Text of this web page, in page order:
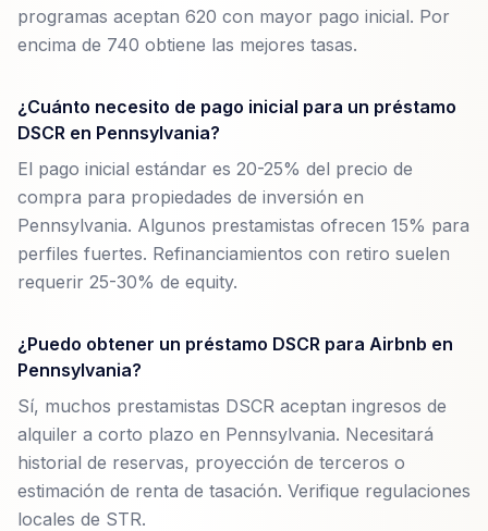
programas aceptan 620 con mayor pago inicial. Por
encima de 740 obtiene las mejores tasas.
¿Cuánto necesito de pago inicial para un préstamo
DSCR en Pennsylvania?
El pago inicial estándar es 20-25% del precio de
compra para propiedades de inversión en
Pennsylvania. Algunos prestamistas ofrecen 15% para
perfiles fuertes. Refinanciamientos con retiro suelen
requerir 25-30% de equity.
¿Puedo obtener un préstamo DSCR para Airbnb en
Pennsylvania?
Sí, muchos prestamistas DSCR aceptan ingresos de
alquiler a corto plazo en Pennsylvania. Necesitará
historial de reservas, proyección de terceros o
estimación de renta de tasación. Verifique regulaciones
locales de STR.